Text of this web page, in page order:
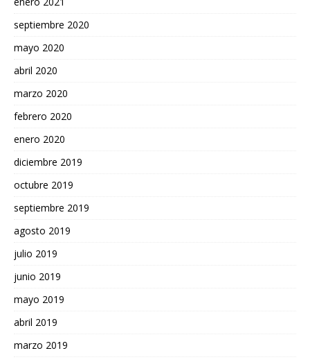
septiembre 2020
mayo 2020
abril 2020
marzo 2020
febrero 2020
enero 2020
diciembre 2019
octubre 2019
septiembre 2019
agosto 2019
julio 2019
junio 2019
mayo 2019
abril 2019
marzo 2019